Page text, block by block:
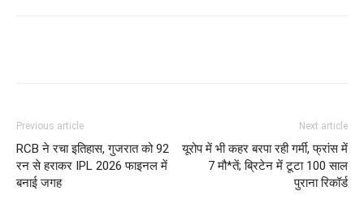
Previous article
RCB ने रचा इतिहास, गुजरात को 92
रन से हराकर IPL 2026 फाइनल में
बनाई जगह
Next article
यूरोप में भी कहर बरपा रही गर्मी, फ्रांस में
7 मौ*तें; ब्रिटेन में टूटा 100 साल
पुराना रिकॉर्ड